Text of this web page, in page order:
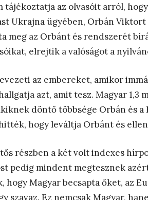
tájékoztatja az olvasóit arról,
Ukrajna ügyében, Orbán
meg az Orbánt és rendszerét
elrejtik a valóságot a
az embereket, amikor
azt, amit tesz. Magyar 1,3
döntő többsége Orbán és
hogy leváltja Orbánt és
részben a két volt indexes
pedig mindent megtesznek
hogy Magyar becsapta őket, az
szavaz. Ez nemcsak Magyar,